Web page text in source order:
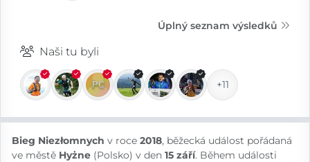
Úplný seznam výsledků
Naši tu byli
+11
Bieg Niezłomnych v roce 2018, běžecká událost pořádaná
ve městě Hyżne (Polsko) v den 15 září. Během události